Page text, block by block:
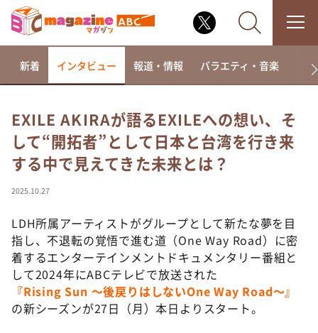
なるみ・岡村の過ぎるTV
相席食堂
これ余談なんですけど・・・
て真剣です
探偵！ナイトスクープ
news おかえり
河合＆A.B.C-Z塚田×福井アナ「なんでやねん！？」
（news おかえり）
新着 インタビュー 報道・情報 バラエティ・音楽 ド
EXILE AKIRAが語るEXILEへの想い、そ
して“開拓者”として日本と台湾を行き来
する中で見えてきた未来とは？
2025.10.27
LDH所属アーティストがグループとして新たな夢を目
指し、不退転の覚悟で進む道（One Way Road）に密
着するエンターテインメントドキュメンタリー番組と
して2024年にABCテレビで放送された
『Rising Sun 〜後戻りはしないOne Way Road〜』
の新シーズンが27日（月）本日よりスタート。